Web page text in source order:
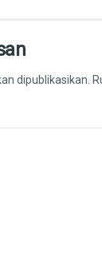
dipublikasikan.